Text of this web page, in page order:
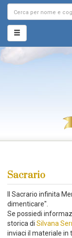
Sacrario
Il Sacrario infinita
dimenticare".
Se possiedi
storica di Silvana
inviaci il materiale in